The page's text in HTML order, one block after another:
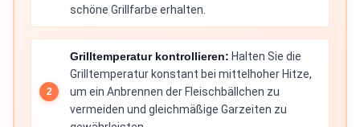
schöne Grillfarbe erhalten.
Grilltemperatur kontrollieren: Halten Sie die
Grilltemperatur konstant bei mittelhoher Hitze,
um ein Anbrennen der Fleischbällchen zu
vermeiden und gleichmäßige Garzeiten zu